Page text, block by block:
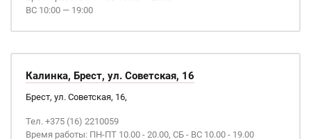
ВС 10:00 — 19:00
Калинка, Брест, ул. Советская, 16
Брест, ул. Советская, 16,
Тел. +375 (16) 2210059
Время работы: ПН-ПТ 10.00 - 20.00, СБ - ВС 10.00 - 19.00